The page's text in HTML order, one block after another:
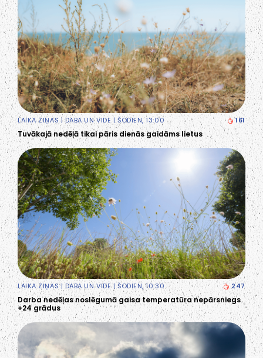
LAIKA ZIŅAS |DABA UN VIDE | ŠODIEN, 13:00 161
Tuvākajā nedēļā tikai pāris dienās gaidāms lietus
LAIKA ZIŅAS|DABA UN VIDE| ŠODIEN, 10:30 247
Darba nedēļas noslēgumā gaisa temperatūra nepārsniegs
+24 grādus